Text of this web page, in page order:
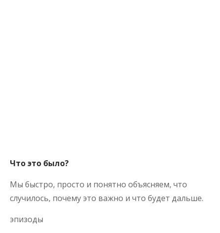
Что это было?
Мы быстро, просто и понятно объясняем, что
случилось, почему это важно и что будет дальше.
эпизоды